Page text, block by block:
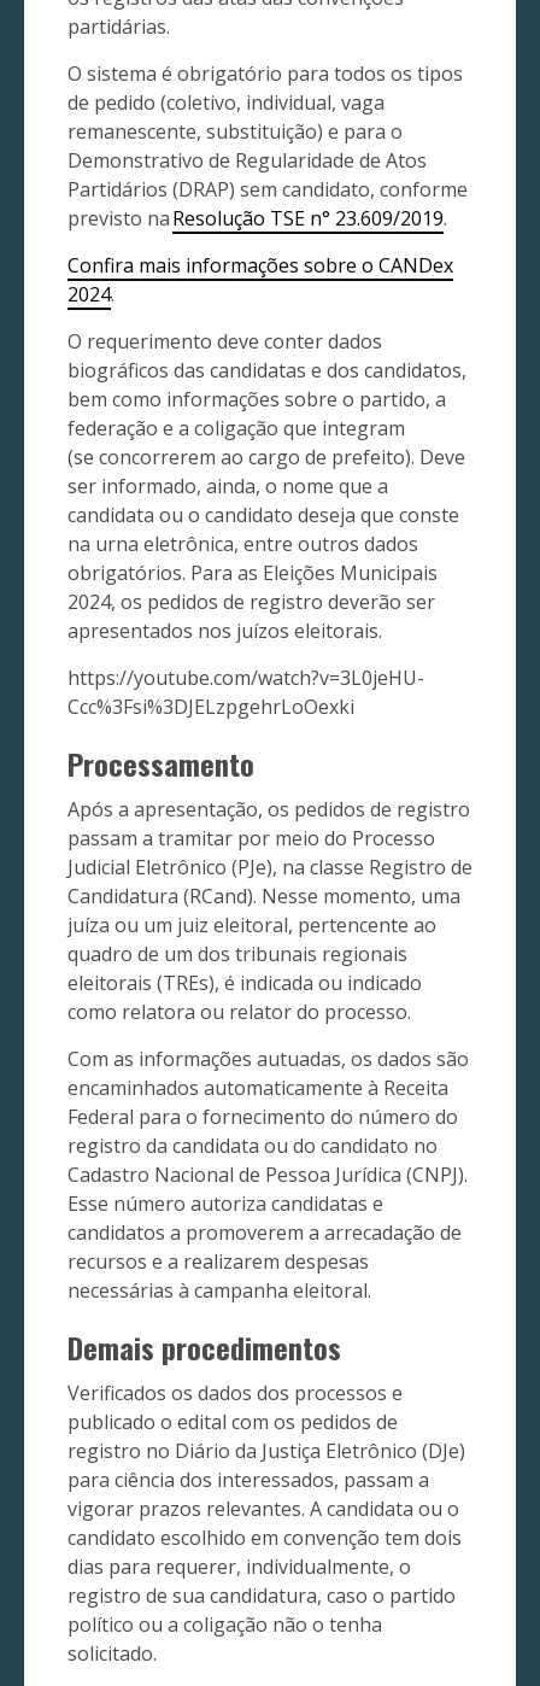
partidárias.
O sistema é obrigatório para todos os tipos
de pedido (coletivo, individual, vaga
remanescente, substituição) e para o
Demonstrativo de Regularidade de Atos
Partidários (DRAP) sem candidato, conforme
previsto naResolução TSE n° 23.609/2019.
Confira mais informações sobre o CANDex
2024.
O requerimento deve conter dados
biográficos das candidatas e dos candidatos,
bem como informações sobre o partido, a
federação e a coligação que integram
(se concorrerem ao cargo de prefeito). Deve
ser informado, ainda, o nome que a
candidata ou o candidato deseja que conste
na urna eletrônica, entre outros dados
obrigatórios. Para as Eleições Municipais
2024, os pedidos de registro deverão ser
apresentados nos juízos eleitorais.
https://youtube.com/watch?v=3L0jeHU-
Ccc%3Fsi%3DJELzpgehrLoOexki
Processamento
Após a apresentação, os pedidos de registro
passam a tramitar por meio do Processo
Judicial Eletrônico (PJe), na classe Registro de
Candidatura (RCand). Nesse momento, uma
juíza ou um juiz eleitoral, pertencente ao
quadro de um dos tribunais regionais
eleitorais (TREs), é indicada ou indicado
como relatora ou relator do processo.
Com as informações autuadas, os dados são
encaminhados automaticamente à Receita
Federal para o fornecimento do número do
registro da candidata ou do candidato no
Cadastro Nacional de Pessoa Jurídica (CNPJ).
Esse número autoriza candidatas e
candidatos a promoverem a arrecadação de
recursos e a realizarem despesas
necessárias à campanha eleitoral.
Demais procedimentos
Verificados os dados dos processos e
publicado o edital com os pedidos de
registro no Diário da Justiça Eletrônico (DJe)
para ciência dos interessados, passam a
vigorar prazos relevantes. A candidata ou o
candidato escolhido em convenção tem dois
dias para requerer, individualmente, o
registro de sua candidatura, caso o partido
político ou a coligação não o tenha
solicitado.